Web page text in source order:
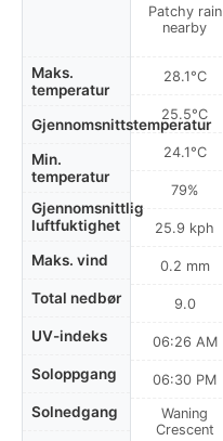
Maks.
temperatur
Gjennomsnittstemperatur
Min.
temperatur
Gjennomsnittlig
luftfuktighet
Maks. vind
Total nedbør
UV-indeks
Soloppgang
Solnedgang
Patchy rain
nearby
28.1°C
25.5°C
24.1°C
79%
25.9 kph
0.2 mm
9.0
06:26 AM
06:30 PM
Waning
Crescent